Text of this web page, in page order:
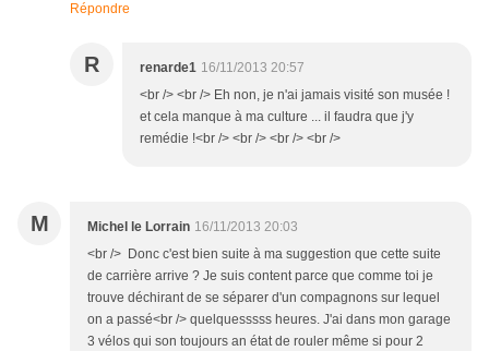
Répondre
R renarde1 16/11/2013 20:57
<br /> <br /> Eh non, je n'ai jamais visité son musée !
et cela manque à ma culture ... il faudra que j'y
remédie !<br /> <br /> <br /> <br />
M Michel le Lorrain 16/11/2013 20:03
<br /> Donc c'est bien suite à ma suggestion que cette suite
de carrière arrive ? Je suis content parce que comme toi je
trouve déchirant de se séparer d'un compagnons sur lequel
on a passé<br /> quelquesssss heures. J'ai dans mon garage
3 vélos qui son toujours an état de rouler même si pour 2